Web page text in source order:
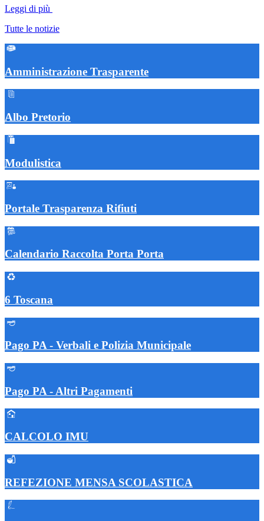
Leggi di più
Tutte le notizie
Amministrazione Trasparente
Albo Pretorio
Modulistica
Portale Trasparenza Rifiuti
Calendario Raccolta Porta Porta
6 Toscana
Pago PA - Verbali e Polizia Municipale
Pago PA - Altri Pagamenti
CALCOLO IMU
REFEZIONE MENSA SCOLASTICA